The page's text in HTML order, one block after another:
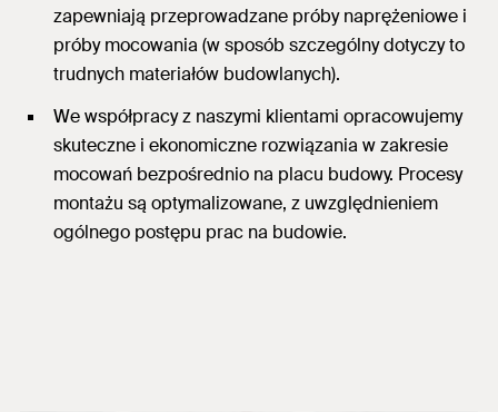
zapewniają przeprowadzane próby naprężeniowe i
próby mocowania (w sposób szczególny dotyczy to
trudnych materiałów budowlanych).
We współpracy z naszymi klientami opracowujemy
skuteczne i ekonomiczne rozwiązania w zakresie
mocowań bezpośrednio na placu budowy. Procesy
montażu są optymalizowane, z uwzględnieniem
ogólnego postępu prac na budowie.